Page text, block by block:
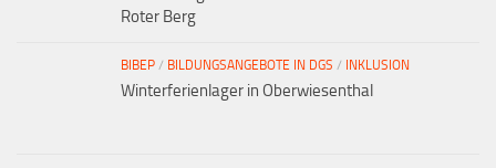
Roter Berg
BIBEP / BILDUNGSANGEBOTE IN DGS / INKLUSION
Winterferienlager in Oberwiesenthal